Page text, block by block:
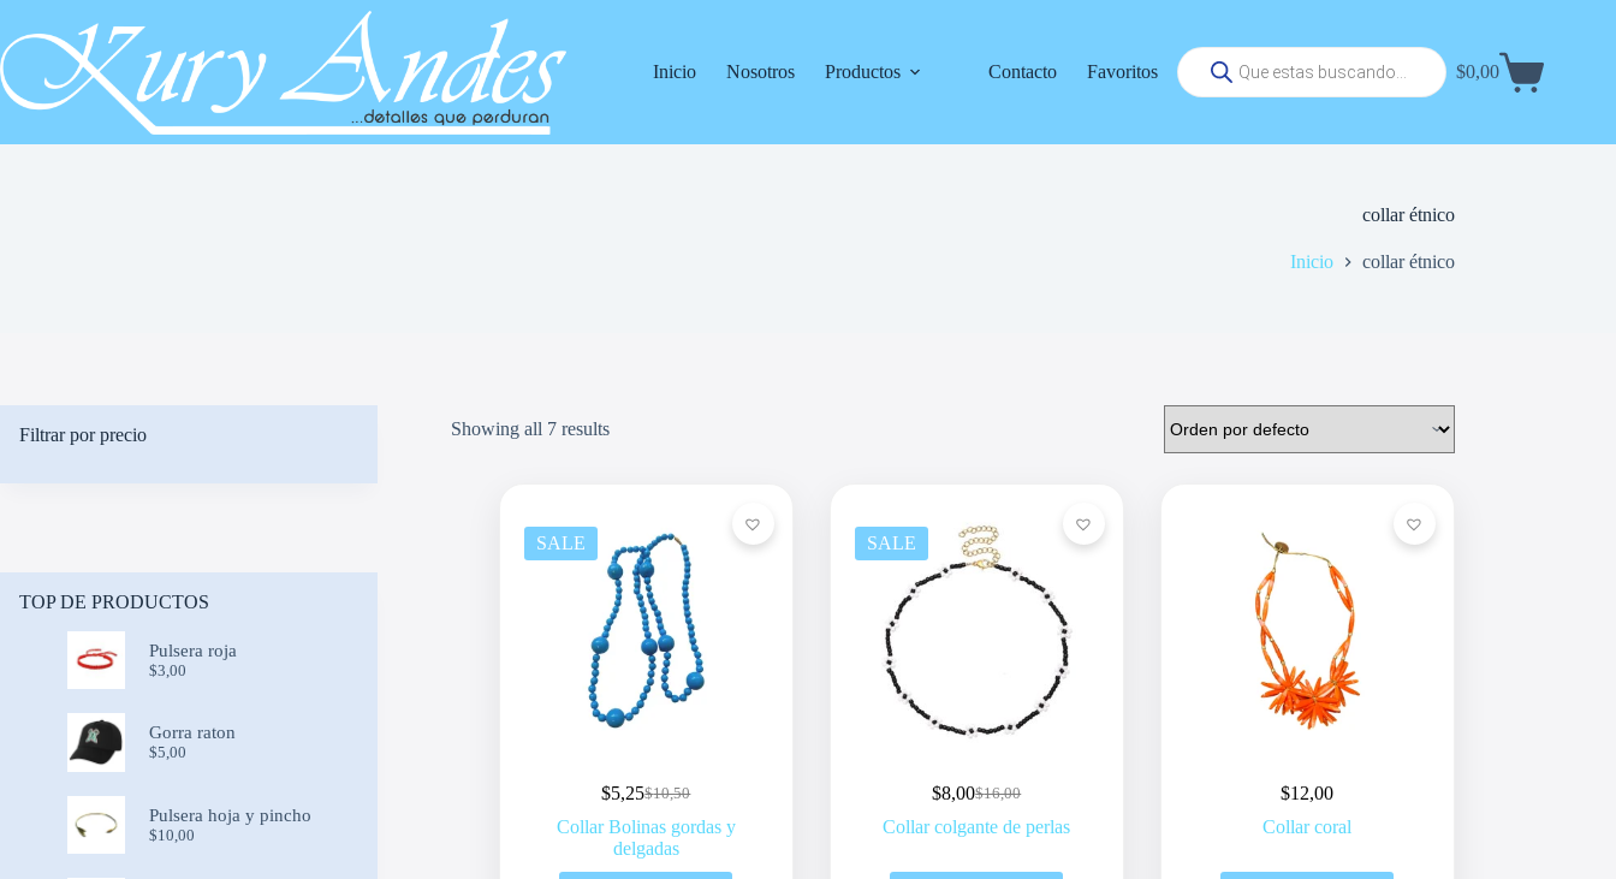
contenido
Inicio
Nosotros Productos Contacto Favoritos
Búsqueda
de
productos
Carrito
$0,00
collar étnico
Inicio collar étnico
Showing all 7 results
SALE
$10,50
Original
price
was:
$10,50.
$5,25Current
price
is:
$5,25.
Collar Bolinas gordas y
delgadas
SALE
$16,00
Original
price
$16,00.
$8,00Current
price
$8,00.
Collar colgante de perlas
$12,00
Collar coral
Filtrar por precio
TOP DE PRODUCTOS
Pulsera roja
$3,00
Gorra raton
$5,00
Pulsera hoja y pincho
$10,00